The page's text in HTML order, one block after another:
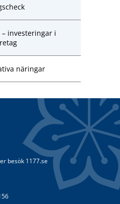
investeringar i
näringar
besök 1177.se